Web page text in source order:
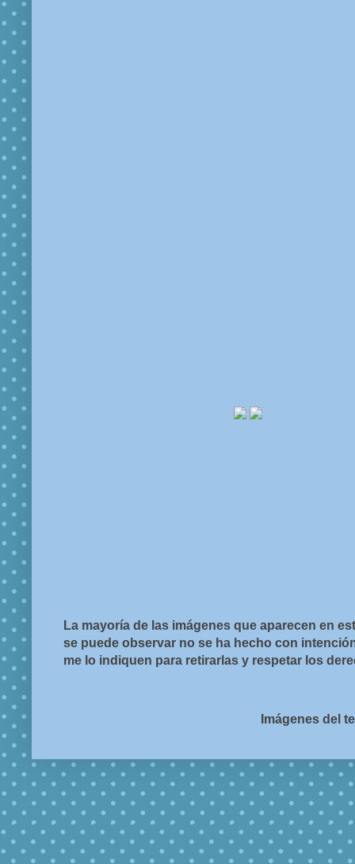
La mayoría de las imágenes que aparecen en
se puede observar no se ha hecho con
me lo indiquen para retirarlas y respetar los
Imágenes del